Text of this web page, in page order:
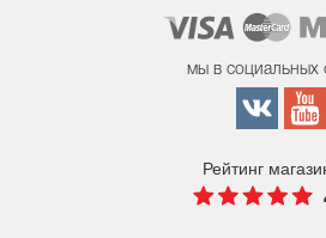
мы в социальных
Рейтинг